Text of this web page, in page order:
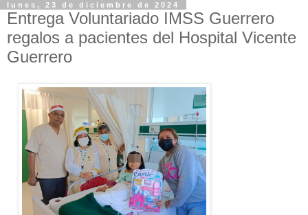
lunes, 23 de diciembre de 2024
Entrega Voluntariado IMSS Guerrero
regalos a pacientes del Hospital Vicente
Guerrero